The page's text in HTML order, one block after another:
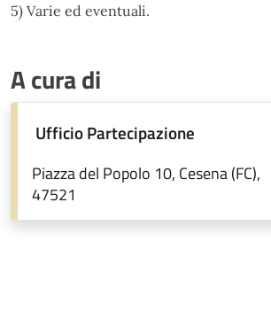
5) Varie ed eventuali.
A cura di
Ufficio Partecipazione
Piazza del Popolo 10, Cesena (FC),
47521